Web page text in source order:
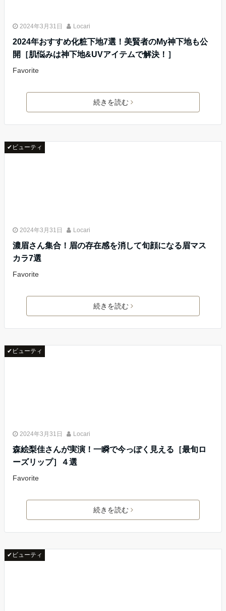
2024年3月31日 Locari
2024年おすすめ化粧下地7選！美賢者のMy神下地も公
開［肌悩みは神下地&UVアイテムで解決！］
Favorite
続きを読む
✔ビューティ
2024年3月31日 Locari
濃眉さん集合！眉の存在感を消して旬顔になる眉マス
カラ7選
Favorite
続きを読む
✔ビューティ
2024年3月31日 Locari
森絵梨佳さんが実演！一瞬で今っぽく見える［最旬ロ
ーズリップ］４選
Favorite
続きを読む
✔ビューティ